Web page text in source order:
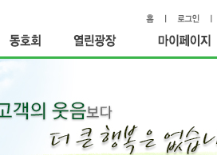
로그인
동호회 열린광장
마이페이